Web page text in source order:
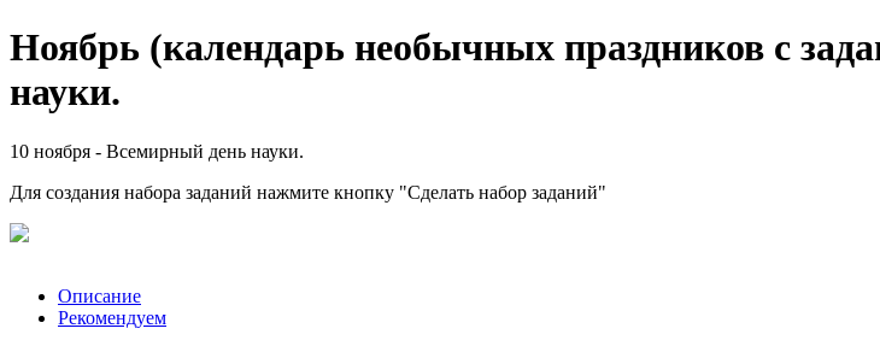
Ноябрь (календарь необычных праздников с
науки.
10 ноября - Всемирный день науки.
Для создания набора заданий нажмите кнопку "Сделать набор заданий"
Описание
Рекомендуем